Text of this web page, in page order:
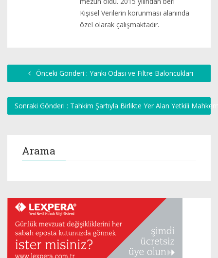
Kişisel Verilerin korunması alanında
özel olarak çalışmaktadır.
Önceki Gönderi : Yankı Odası ve Filtre Baloncukları
Sonraki Gönderi : Tahkim Şartıyla Birlikte Yer Alan Yetkili
Arama